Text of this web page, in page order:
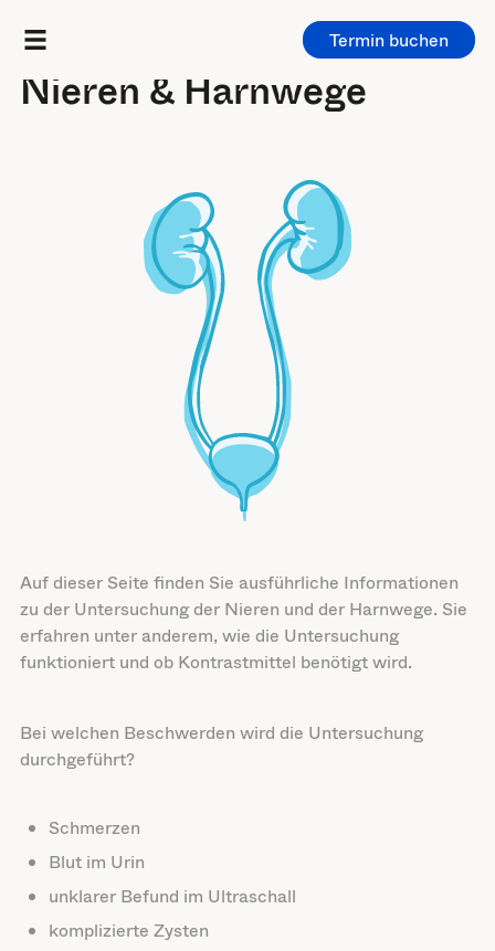
Termin buchen
Untersuchungen Bauch & Becken
Nieren & Harnwege
Auf dieser Seite finden Sie ausführliche Informationen
zu der Untersuchung der Nieren und der Harnwege. Sie
erfahren unter anderem, wie die Untersuchung
funktioniert und ob Kontrastmittel benötigt wird.
Bei welchen Beschwerden wird die Untersuchung
durchgeführt?
Schmerzen
Blut im Urin
unklarer Befund im Ultraschall
komplizierte Zysten